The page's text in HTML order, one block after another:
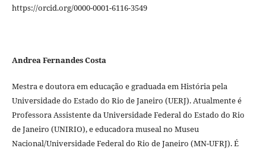
https://orcid.org/0000-0001-6116-3549
Andrea Fernandes Costa
Mestra e doutora em educação e graduada em História pela
Universidade do Estado do Rio de Janeiro (UERJ). Atualmente é
Professora Assistente da Universidade Federal do Estado do Rio
de Janeiro (UNIRIO), e educadora museal no Museu
Nacional/Universidade Federal do Rio de Janeiro (MN-UFRJ). É